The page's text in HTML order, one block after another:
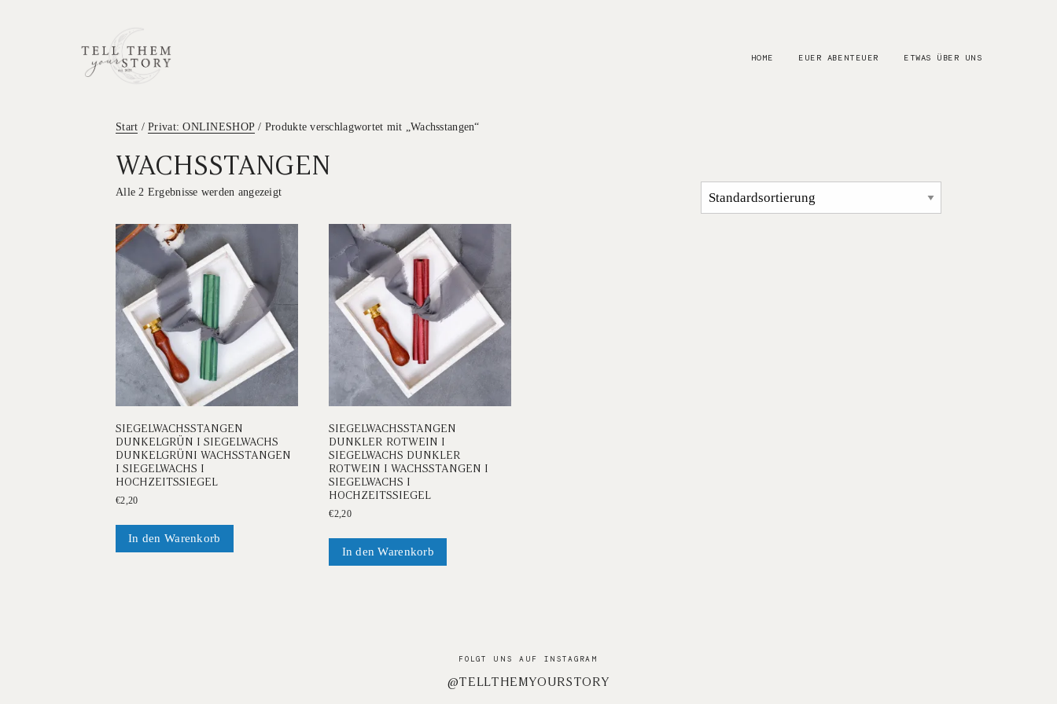
HOME EUER ABENTEUER ETWAS ÜBER UNS
Start /Privat: ONLINESHOP / Produkte verschlagwortet mit „Wachsstangen“
WACHSSTANGEN
Alle 2 Ergebnisse werden angezeigt
SIEGELWACHSSTANGEN
DUNKELGRÜN I SIEGELWACHS
DUNKELGRÜNI WACHSSTANGEN
I SIEGELWACHS I
HOCHZEITSSIEGEL
€2,20
In den Warenkorb
SIEGELWACHSSTANGEN
DUNKLER ROTWEIN I
SIEGELWACHS DUNKLER
ROTWEIN I WACHSSTANGEN I
SIEGELWACHS I
HOCHZEITSSIEGEL
€2,20
In den Warenkorb
FOLGT UNS AUF INSTAGRAM
@TELLTHEMYOURSTORY